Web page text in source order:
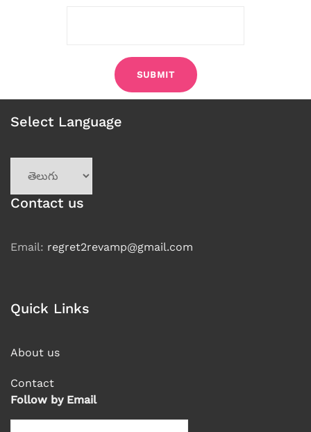
Select Language
Contact us
Email: regret2revamp@gmail.com
Quick Links
About us
Contact
Follow by Email